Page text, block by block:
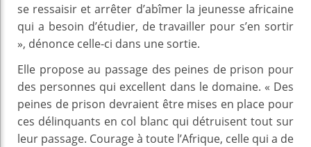
se ressaisir et arrêter d’abîmer la jeunesse africaine
qui a besoin d’étudier, de travailler pour s’en sortir
», dénonce celle-ci dans une sortie.
Elle propose au passage des peines de prison pour
des personnes qui excellent dans le domaine. « Des
peines de prison devraient être mises en place pour
ces délinquants en col blanc qui détruisent tout sur
leur passage. Courage à toute l’Afrique, celle qui a de